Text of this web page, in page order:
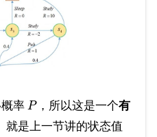
率 P，所以这是一个有
就是上一节讲的状态值